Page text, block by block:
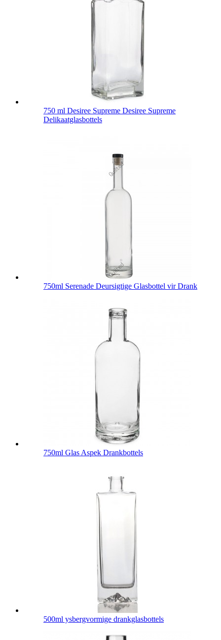
750 ml Desiree Supreme Desiree Supreme
Delikaatglasbottels
750ml Serenade Deursigtige Glasbottel vir Drank
750ml Glas Aspek Drankbottels
500ml ysbergvormige drankglasbottels